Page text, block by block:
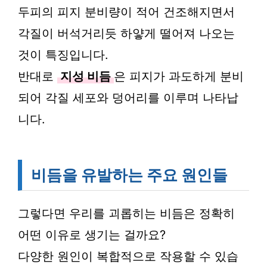
두피의 피지 분비량이 적어 건조해지면서
각질이 버석거리듯 하얗게 떨어져 나오는
것이 특징입니다.
반대로 지성 비듬 은 피지가 과도하게 분비
되어 각질 세포와 덩어리를 이루며 나타납
니다.
비듬을 유발하는 주요 원인들
그렇다면 우리를 괴롭히는 비듬은 정확히
어떤 이유로 생기는 걸까요?
다양한 원인이 복합적으로 작용할 수 있습